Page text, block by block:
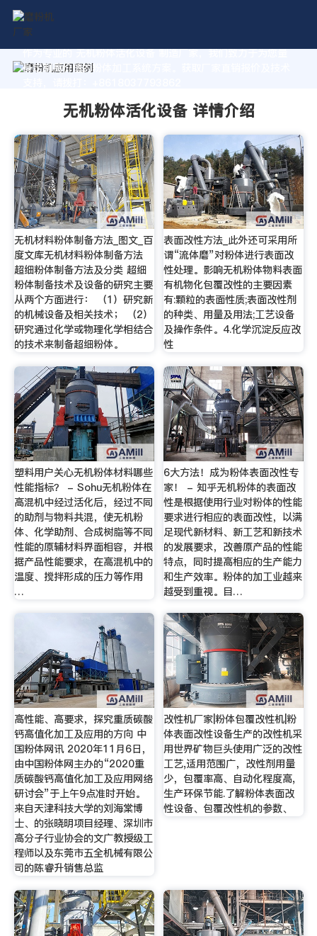
作为专业的 无机粉体活化设备 制造厂家，我们致力于为您量
身定制高价值的粉体加工系统方案。获取厂家直销报价及技术
无机粉体活化设备 详情介绍
无机材料粉体制备方法_图文_百
度文库无机材料粉体制备方法
超细粉体制备方法及分类 超细
粉体制备技术及设备的研究主要
从两个方面进行： （1）研究新
的机械设备及相关技术； （2）
研究通过化学或物理化学相结合
的技术来制备超细粉体。
表面改性方法_此外还可采用所
谓“流体磨”对粉体进行表面改
性处理。影响无机粉体物料表面
有机物化包覆改性的主要因素
有:颗粒的表面性质;表面改性剂
的种类、用量及用法;工艺设备
及操作条件。4.化学沉淀反应改
性
塑料用户关心无机粉体材料哪些
性能指标？ - Sohu无机粉体在
高混机中经过活化后，经过不同
的助剂与物料共混，使无机粉
体、化学助剂、合成树脂等不同
性能的原辅材料界面相容，并根
据产品性能要求，在高混机中的
温度、搅拌形成的压力等作用
…
6大方法！成为粉体表面改性专
家！ - 知乎无机粉体的表面改
性是根据使用行业对粉体的性能
要求进行相应的表面改性，以满
足现代新材料、新工艺和新技术
的发展要求，改善原产品的性能
特点，同时提高相应的生产能力
和生产效率。粉体的加工业越来
越受到重视。目…
高性能、高要求，探究重质碳酸
钙高值化加工及应用的方向 中
国粉体网讯 2020年11月6日，
由中国粉体网主办的“2020重
质碳酸钙高值化加工及应用网络
研讨会”于上午9点准时开始。
来自天津科技大学的刘海棠博
士、的张晓明项目经理、深圳市
高分子行业协会的文广教授级工
程师以及东莞市五全机械有限公
司的陈睿升销售总监
改性机厂家|粉体包覆改性机|粉
体表面改性设备生产的改性机采
用世界矿物巨头使用广泛的改性
工艺,适用范围广，改性剂用量
少，包覆率高、自动化程度高,
生产环保节能.了解粉体表面改
性设备、包覆改性机的参数、